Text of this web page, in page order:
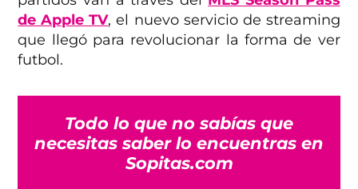
de Apple TV, el nuevo servicio de streaming
que llegó para revolucionar la forma de ver
futbol.
Todo lo que no sabías que
necesitas saber lo encuentras en
Sopitas.com